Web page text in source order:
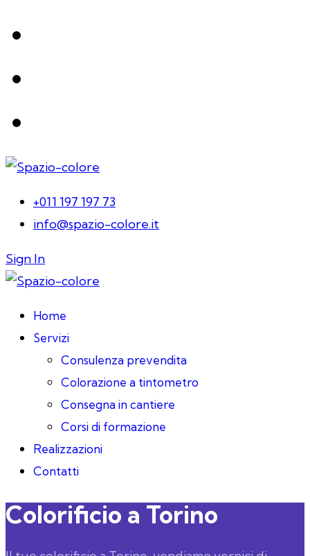
+011 197 197 73
info@spazio-colore.it
Sign In
Home
Servizi
Consulenza prevendita
Colorazione a tintometro
Consegna in cantiere
Corsi di formazione
Realizzazioni
Contatti
Colorificio a Torino